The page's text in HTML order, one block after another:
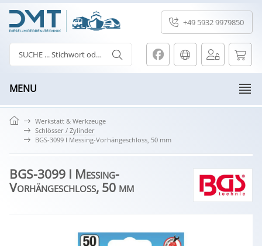
+49 5932 9979850
MENU
Werkstatt & Werkzeuge
Schlösser / Zylinder
BGS-3099 I Messing-Vorhängeschloss, 50 mm
BGS-3099 I Messing-
Vorhängeschloss, 50 mm